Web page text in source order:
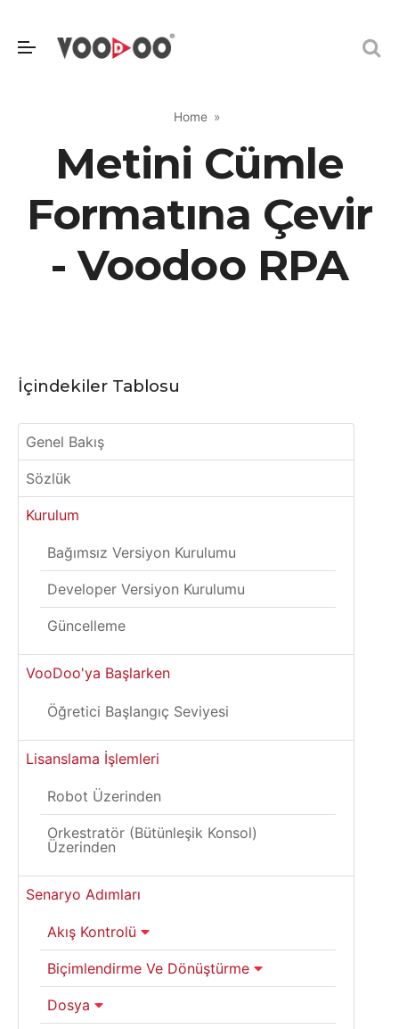
Home
Metini Cümle
Formatına Çevir
- Voodoo RPA
İçindekiler Tablosu
Genel Bakış
Sözlük
Kurulum
Bağımsız Versiyon Kurulumu
Developer Versiyon Kurulumu
Güncelleme
VooDoo'ya Başlarken
Öğretici Başlangıç Seviyesi
Lisanslama İşlemleri
Robot Üzerinden
Orkestratör (Bütünleşik Konsol)
Üzerinden
Senaryo Adımları
Akış Kontrolü
Biçimlendirme Ve Dönüştürme
Dosya